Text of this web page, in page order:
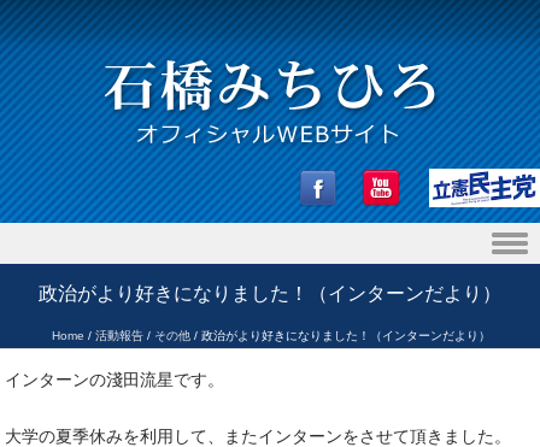
Skip to content
政治がより好きになりました！（インターンだより）
Home / 活動報告/ その他/ 政治がより好きになりました！（インターンだより）
インターンの淺田流星です。
大学の夏季休みを利用して、またインターンをさせて頂きました。